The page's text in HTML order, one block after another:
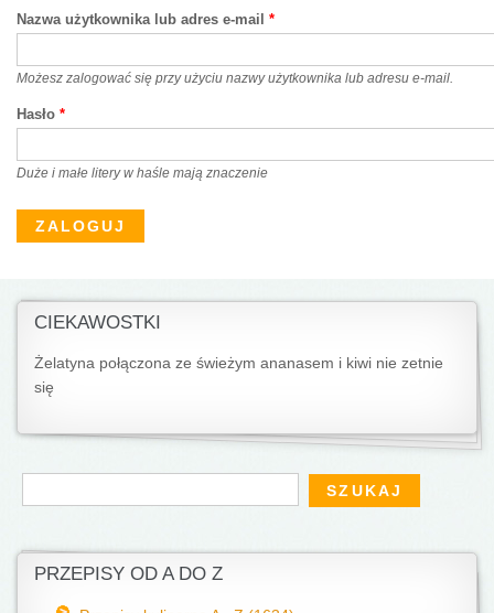
Nazwa użytkownika lub adres e-mail *
Możesz zalogować się przy użyciu nazwy użytkownika lub adresu e-mail.
Hasło *
Duże i małe litery w haśle mają znaczenie
CIEKAWOSTKI
Żelatyna połączona ze świeżym ananasem i kiwi nie zetnie
się
Formularz wyszukiwania
Szukaj
PRZEPISY OD A DO Z